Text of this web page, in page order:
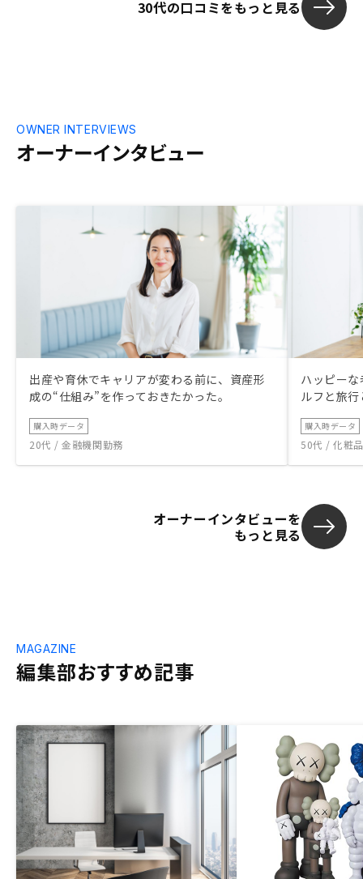
30代の口コミをもっと見る
オーナーインタビュー
OWNER INTERVIEWS
出産や育休でキャリアが変わる前に、資産形
成の“仕組み”を作っておきたかった。
購入時データ
20代 / 金融機関勤務
ハッピー
ルフと旅
購入時データ
50代 / 化粧
オーナーインタビューを
もっと見る
編集部おすすめ記事
MAGAZINE